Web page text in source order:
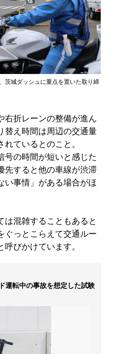
茨城ダッシュに重点を置いた取り締
右折レーンの整備が進ん
替え時間は周辺の交通量
ているとのこと。
号の時間が短いと感じた
先すると他の車線が渋滞
い事情」がある場合がほ
は混雑することもあると
ぐっとこらえて交通ルー
びかけています。
運転中の事故を想定した試験